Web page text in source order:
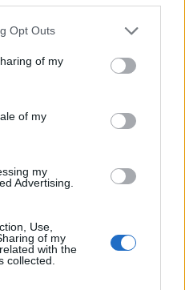
Opt Outs
of my
of my
my
Advertising.
Use,
of my
with the
collected.
in coda alla
La valutazione
al dato oggettivo.
per acclamazione chi il
c’è
commissione in cui
che hanno istruito i
se stessi.